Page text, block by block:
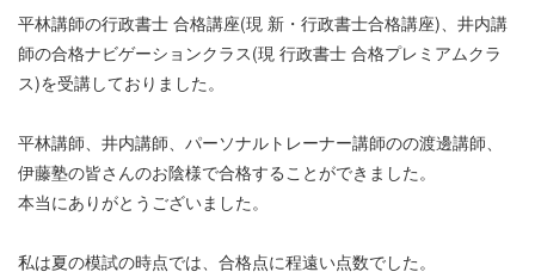
平林講師の行政書士 合格講座(現 新・行政書士合格講座)、井内講
師の合格ナビゲーションクラス(現 行政書士 合格プレミアムクラ
ス)を受講しておりました。
平林講師、井内講師、パーソナルトレーナー講師のの渡邊講師、
伊藤塾の皆さんのお陰様で合格することができました。
本当にありがとうございました。
私は夏の模試の時点では、合格点に程遠い点数でした。